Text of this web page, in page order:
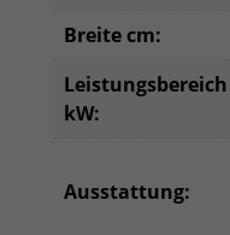
Breite cm:
Leistungsbereich
kW:
Ausstattung: